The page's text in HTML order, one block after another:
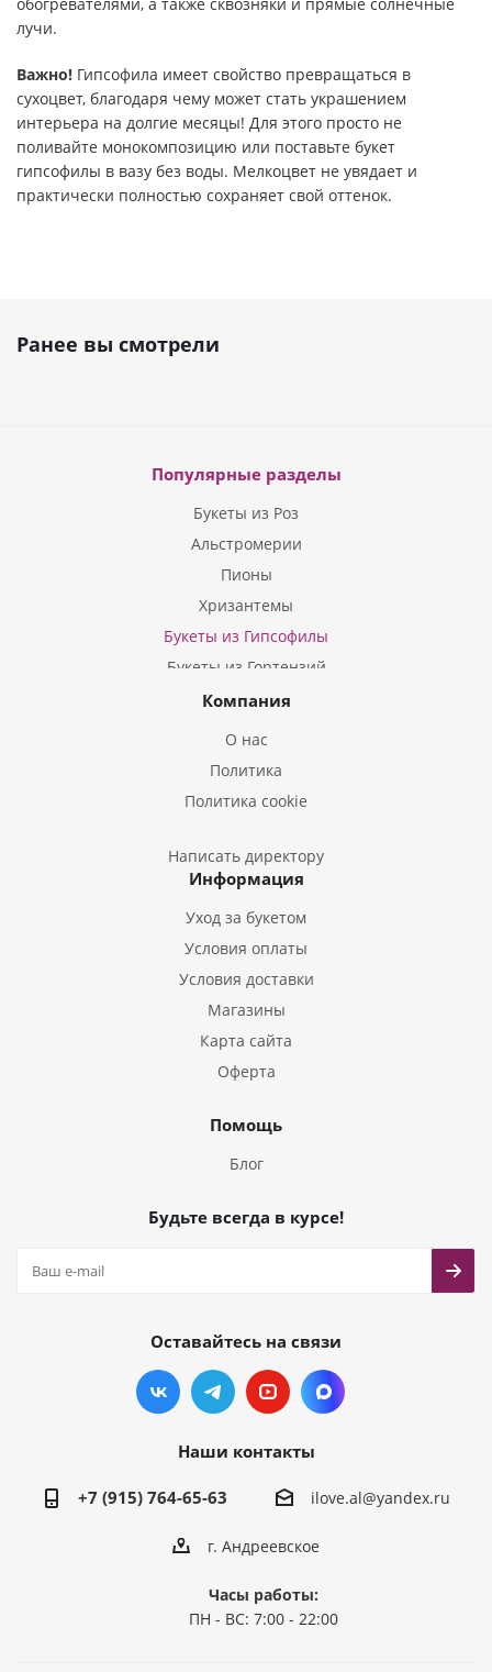
лучи.
Важно! Гипсофила имеет свойство превращаться в
сухоцвет, благодаря чему может стать украшением
интерьера на долгие месяцы! Для этого просто не
поливайте монокомпозицию или поставьте букет
гипсофилы в вазу без воды. Мелкоцвет не увядает и
практически полностью сохраняет свой оттенок.
Ранее вы смотрели
Популярные разделы
Букеты из Роз
Альстромерии
Пионы
Хризантемы
Букеты из Гипсофилы
Букеты из Гортензий
Букеты из Ирисов
Букеты из Эустом
Букеты из Гладиолусов
Букеты из Тюльпанов
Компания
О нас
Политика
Политика cookie
Написать директору
Информация
Уход за букетом
Условия оплаты
Условия доставки
Магазины
Карта сайта
Оферта
Помощь
Блог
Будьте всегда в курсе!
Оставайтесь на связи
Наши контакты
+7 (915) 764-65-63 ilove.al@yandex.ru
г. Андреевское
Часы работы:
ПН - ВС: 7:00 - 22:00